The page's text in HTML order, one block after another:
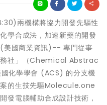
兩機構將協力開發先驅性
學合成法，加速新藥的開發
美國商業資訊)-- 專門從事
務社」（Chemical Abstrac
化學學會 (ACS) 的分支機
的生技先驅Molecule.one
發電腦輔助合成設計技術，